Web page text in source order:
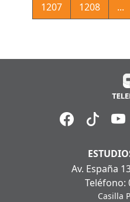
1207
1208 ...
Av. España
Teléfono:
Casilla